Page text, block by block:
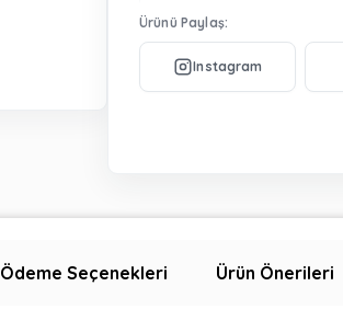
Ürünü Paylaş:
Ödeme Seçenekleri Ürün Önerileri